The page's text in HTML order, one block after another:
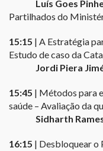
Luís Goes
Partilhados do
15:15 | A Estratégia
Estudo de caso da
Jordi Piera
15:45 | Métodos para
saúde – Avaliação da
Sidharth
16:15 | Desbloquear o